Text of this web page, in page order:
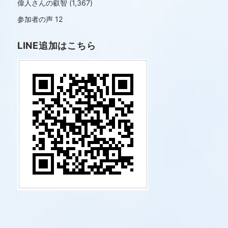
偉人さんの叡智 (1,367)
参加者の声 12
LINE追加はこちら